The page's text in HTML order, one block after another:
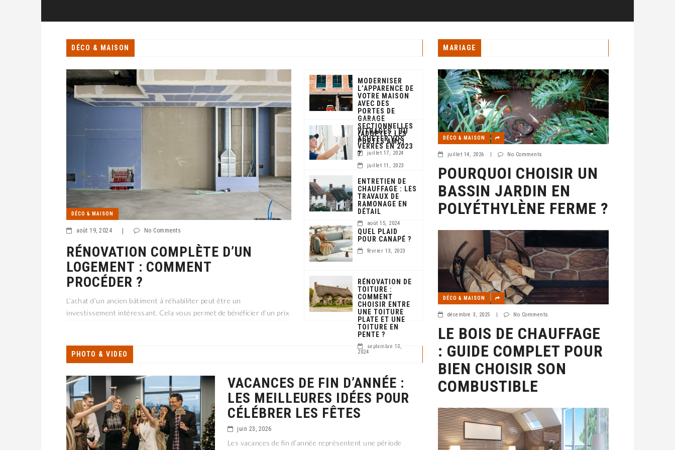
DÉCO & MAISON
DÉCO & MAISON
août 19, 2024 No Comments
RÉNOVATION COMPLÈTE D’UN
LOGEMENT : COMMENT
PROCÉDER ?
L’achat d’un ancien bâtiment à réhabiliter peut être un
investissement intéressant. Cela vous permet de bénéficier d’un prix
MODERNISER
L’APPARENCE DE
VOTRE MAISON
AVEC DES
PORTES DE
GARAGE
SECTIONNELLES
(ADOPTEZ LES
PORTES AMC)
juillet 17, 2024
VITRAGES : OÙ
ACHETER VOS
VERRES EN 2023
?
juillet 11, 2023
ENTRETIEN DE
CHAUFFAGE : LES
TRAVAUX DE
RAMONAGE EN
DÉTAIL
août 15, 2024
QUEL PLAID
POUR CANAPÉ ?
février 13, 2023
RÉNOVATION DE
TOITURE :
COMMENT
CHOISIR ENTRE
UNE TOITURE
PLATE ET UNE
TOITURE EN
PENTE ?
septembre 10,
2024
PHOTO & VIDEO
VACANCES DE FIN D’ANNÉE :
LES MEILLEURES IDÉES POUR
CÉLÉBRER LES FÊTES
juin 23, 2026
Les vacances de fin d’année représentent une période
MARIAGE
DÉCO & MAISON
juillet 14, 2026 | No Comments
POURQUOI CHOISIR UN
BASSIN JARDIN EN
POLYÉTHYLÈNE FERME ?
DÉCO & MAISON
décembre 3, 2025 No Comments
LE BOIS DE CHAUFFAGE
: GUIDE COMPLET POUR
BIEN CHOISIR SON
COMBUSTIBLE